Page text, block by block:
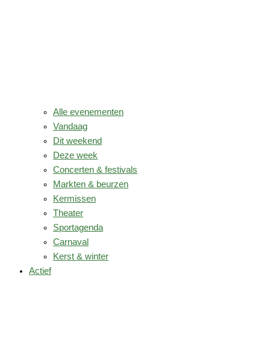
Alle evenementen
Vandaag
Dit weekend
Deze week
Concerten & festivals
Markten & beurzen
Kermissen
Theater
Sportagenda
Carnaval
Kerst & winter
Actief